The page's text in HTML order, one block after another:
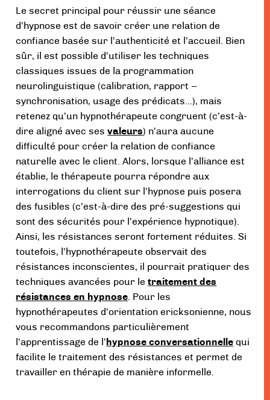
Le secret principal pour réussir une séance
d’hypnose est de savoir créer une relation de
confiance basée sur l’authenticité et l’accueil. Bien
sûr, il est possible d’utiliser les techniques
classiques issues de la programmation
neurolinguistique (calibration, rapport –
synchronisation, usage des prédicats…), mais
retenez qu’un hypnothérapeute congruent (c’est-à-
dire aligné avec sesvaleurs) n’aura aucune
difficulté pour créer la relation de confiance
naturelle avec le client. Alors, lorsque l’alliance est
établie, le thérapeute pourra répondre aux
interrogations du client sur l’hypnose puis posera
des fusibles (c’est-à-dire des pré-suggestions qui
sont des sécurités pour l’expérience hypnotique).
Ainsi, les résistances seront fortement réduites. Si
toutefois, l’hypnothérapeute observait des
résistances inconscientes, il pourrait pratiquer des
techniques avancées pour letraitement des
résistances en hypnose. Pour les
hypnothérapeutes d’orientation ericksonienne, nous
vous recommandons particulièrement
l’apprentissage de l’ hypnose conversationnelle qui
facilite le traitement des résistances et permet de
travailler en thérapie de manière informelle.